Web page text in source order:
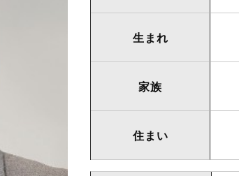
生まれ
家族
住まい